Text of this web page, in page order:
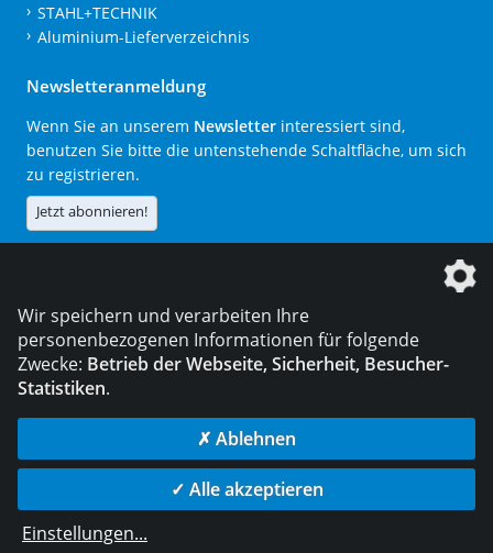
STAHL+TECHNIK
Aluminium-Lieferverzeichnis
Newsletteranmeldung
Wenn Sie an unserem Newsletter interessiert sind,
benutzen Sie bitte die untenstehende Schaltfläche, um sich
zu registrieren.
Jetzt abonnieren!
Die DVS Media GmbH ist ein Unternehmen der
© 2026 DVS Media GmbH
Datenschutzeinstellungen
die profilschmiede - Internetagentur
Wir speichern und verarbeiten Ihre
personenbezogenen Informationen für folgende
Zwecke: Betrieb der Webseite, Sicherheit, Besucher-
Statistiken.
✗ Ablehnen
✓ Alle akzeptieren
Einstellungen...